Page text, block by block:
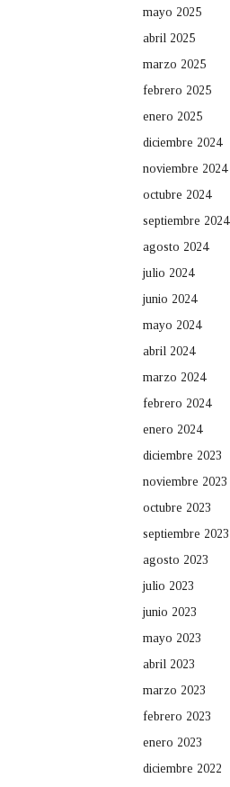
mayo 2025
abril 2025
marzo 2025
febrero 2025
enero 2025
diciembre 2024
noviembre 2024
octubre 2024
septiembre 2024
agosto 2024
julio 2024
junio 2024
mayo 2024
abril 2024
marzo 2024
febrero 2024
enero 2024
diciembre 2023
noviembre 2023
octubre 2023
septiembre 2023
agosto 2023
julio 2023
junio 2023
mayo 2023
abril 2023
marzo 2023
febrero 2023
enero 2023
diciembre 2022